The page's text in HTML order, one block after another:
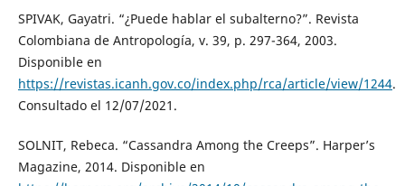
SPIVAK, Gayatri. “¿Puede hablar el subalterno?”. Revista
Colombiana de Antropología, v. 39, p. 297-364, 2003.
Disponible en
https://revistas.icanh.gov.co/index.php/rca/article/view/1244.
Consultado el 12/07/2021.
SOLNIT, Rebeca. “Cassandra Among the Creeps”. Harper’s
Magazine, 2014. Disponible en